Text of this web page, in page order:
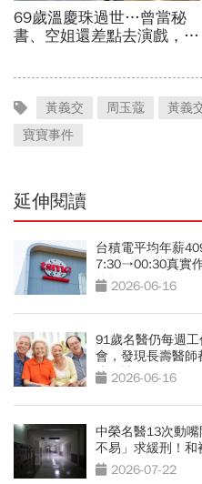
黃義交 周玉蔻 黃義
寶寶事件
延伸閱讀
台積電平均年薪
7:30→00:30真實
較操？
2026-06-16
91歲名醫仍每週
會，發現長壽醫
歲秘訣」
2026-06-16
中榮名醫13次動
不易」求緩刑！
2026-07-22